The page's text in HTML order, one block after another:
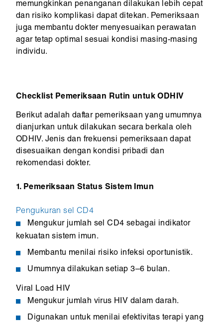
memungkinkan penanganan dilakukan lebih cepat
dan risiko komplikasi dapat ditekan. Pemeriksaan
juga membantu dokter menyesuaikan perawatan
agar tetap optimal sesuai kondisi masing-masing
individu.
Checklist Pemeriksaan Rutin untuk ODHIV
Berikut adalah daftar pemeriksaan yang umumnya
dianjurkan untuk dilakukan secara berkala oleh
ODHIV. Jenis dan frekuensi pemeriksaan dapat
disesuaikan dengan kondisi pribadi dan
rekomendasi dokter.
1. Pemeriksaan Status Sistem Imun
Pengukuran sel CD4
Mengukur jumlah sel CD4 sebagai indikator
kekuatan sistem imun.
Membantu menilai risiko infeksi oportunistik.
Umumnya dilakukan setiap 3–6 bulan.
Viral Load HIV
Mengukur jumlah virus HIV dalam darah.
Digunakan untuk menilai efektivitas terapi yang